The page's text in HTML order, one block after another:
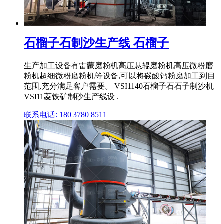
石榴子石制沙生产线 石榴子
生产加工设备有雷蒙磨粉机高压悬辊磨粉机高压微粉磨
粉机超细微粉磨粉机等设备,可以将碳酸钙粉磨加工到目
范围,充分满足客户需要。 VSI1140石榴子石石子制沙机
VSI11菱铁矿制砂生产线设 .
联系电话: 180 3780 8511